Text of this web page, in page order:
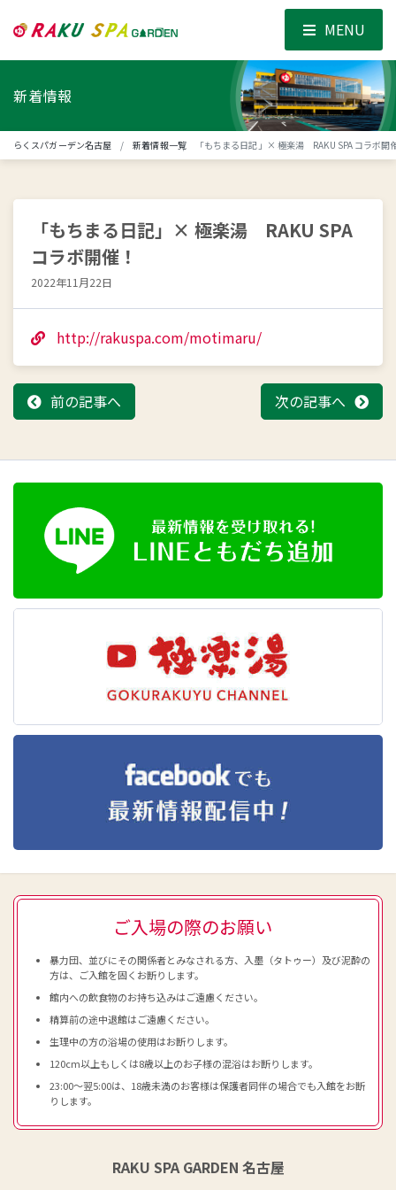
新着情報
らくスパガーデン名古屋 新着情報一覧 「もちまる日記」× 極楽湯 RAKU SPA コラボ開
「もちまる日記」× 極楽湯 RAKU SPA
コラボ開催！
2022年11月22日
http://rakuspa.com/motimaru/
前の記事へ 次の記事へ
ご入場の際のお願い
暴力団、並びにその関係者とみなされる方、入墨（タトゥー）及び泥酔の
方は、ご入館を固くお断りします。
館内への飲食物のお持ち込みはご遠慮ください。
精算前の途中退館はご遠慮ください。
生理中の方の浴場の使用はお断りします。
120cm以上もしくは8歳以上のお子様の混浴はお断りします。
23:00～翌5:00は、18歳未満のお客様は保護者同伴の場合でも入館をお断
りします。
RAKU SPA GARDEN 名古屋
MENU